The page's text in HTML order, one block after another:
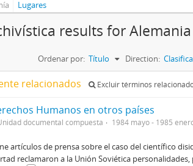
Lugares
results for
Ordenar por: Título Direction:
relacionados Excluir términos
Humanos en otros países
documental compuesta
1984 mayo - 1985
artículos de prensa sobre el caso del científico
reclamaron a la Unión Soviética